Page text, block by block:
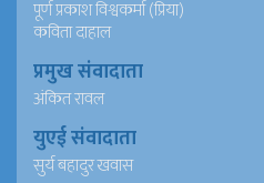
पूर्ण प्रकाश विश्वकर्मा (प्रिया)
कविता दाहाल
प्रमुख संवादाता
अंकित रावल
युएई संवादाता
सुर्य बहादुर खवास